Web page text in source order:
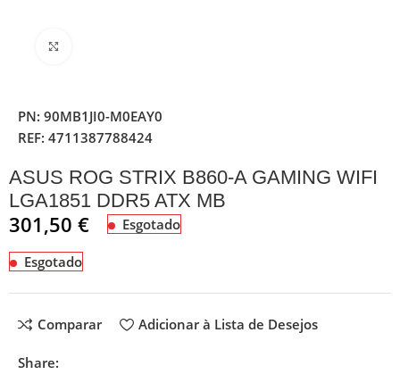
PN:90MB1JI0-M0EAY0
REF:4711387788424
ASUS ROG STRIX B860-A GAMING WIFI
LGA1851 DDR5 ATX MB
301,50€ Esgotado
Esgotado
Comparar Adicionar à Lista de Desejos
Share: